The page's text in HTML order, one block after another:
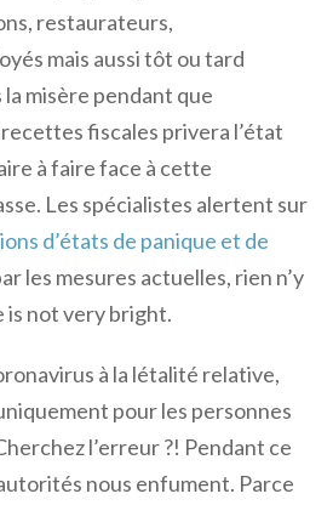
restaurateurs,
mais aussi tôt ou tard
misère pendant que
fiscales privera l’état
à faire face à cette
Les spécialistes alertent sur
d’états de panique et de
les mesures actuelles, rien n’y
not very bright.
à la létalité relative,
pour les personnes
l’erreur ?! Pendant ce
nous enfument. Parce